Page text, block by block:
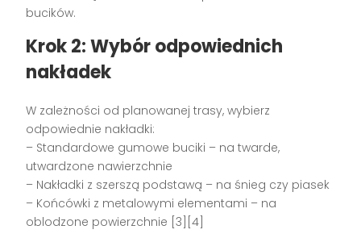
bucików.
Krok 2: Wybór odpowiednich
nakładek
W zależności od planowanej trasy, wybierz
odpowiednie nakładki:
– Standardowe gumowe buciki – na twarde,
utwardzone nawierzchnie
– Nakładki z szerszą podstawą – na śnieg czy piasek
– Końcówki z metalowymi elementami – na
oblodzone powierzchnie [3][4]